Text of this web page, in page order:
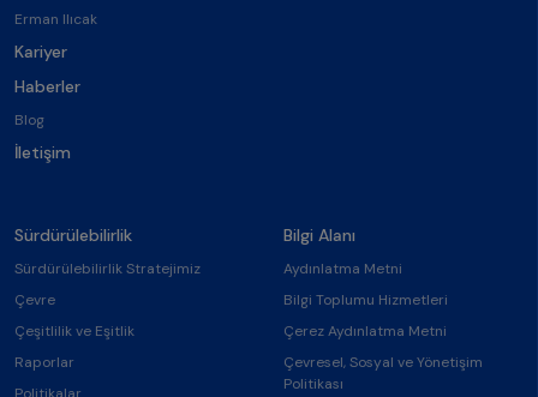
Erman Ilıcak
Kariyer
Haberler
Blog
İletişim
Sürdürülebilirlik
Sürdürülebilirlik Stratejimiz
Çevre
Çeşitlilik ve Eşitlik
Raporlar
Bilgi Alanı
Aydınlatma Metni
Bilgi Toplumu Hizmetleri
Çerez Aydınlatma Metni
Çevresel, Sosyal ve Yönetişim
Politikası